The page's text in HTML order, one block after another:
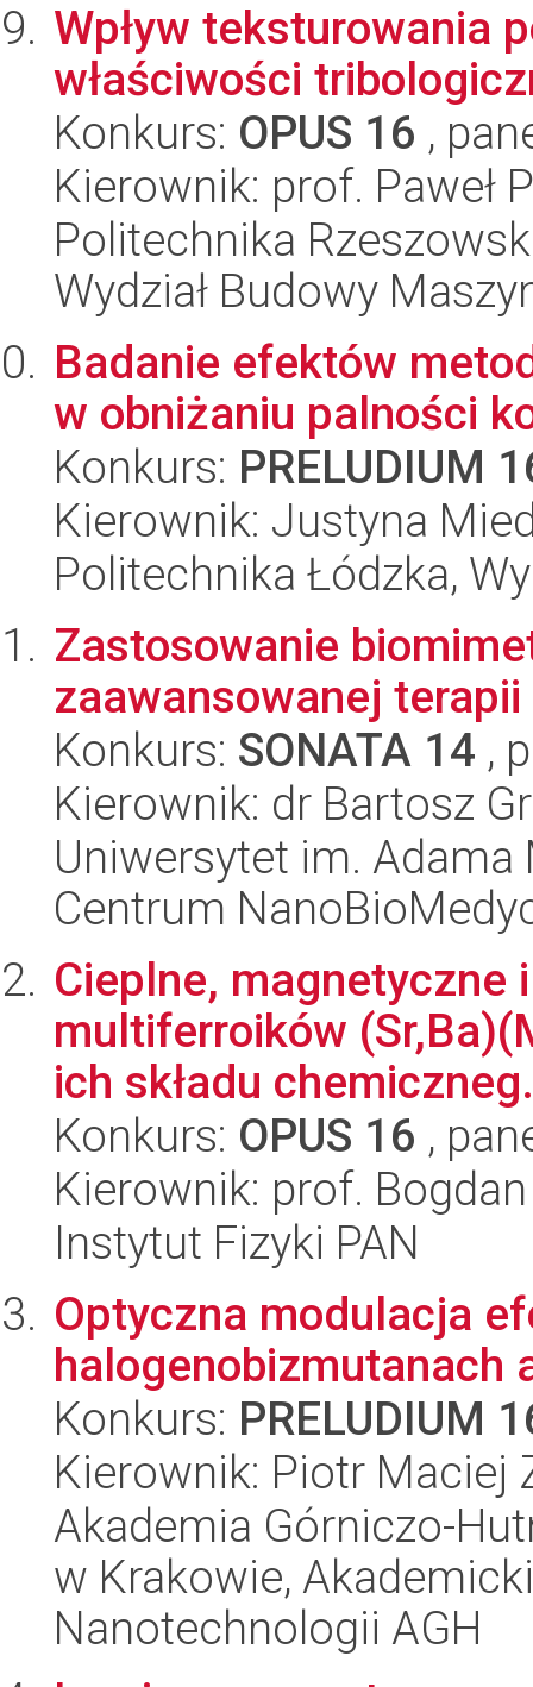
Wpływ teksturowania
właściwości
Konkurs: OPUS 16 ,
Kierownik: prof. Paweł
Politechnika
Wydział Budowy
Badanie efektów
w obniżaniu palności
Konkurs: PRELUDIUM
Kierownik: Justyna
Politechnika Łódzka,
Zastosowanie
zaawansowanej
Konkurs: SONATA 14 ,
Kierownik: dr Bartosz
Uniwersytet im.
Centrum
Cieplne, magnetyczne
multiferroików
ich składu
Konkurs: OPUS 16 ,
Kierownik: prof.
Instytut Fizyki PAN
Optyczna modulacja
halogenobizmutanach
Konkurs: PRELUDIUM
Kierownik: Piotr Maciej
Akademia Górniczo-
w Krakowie,
Nanotechnologii AGH